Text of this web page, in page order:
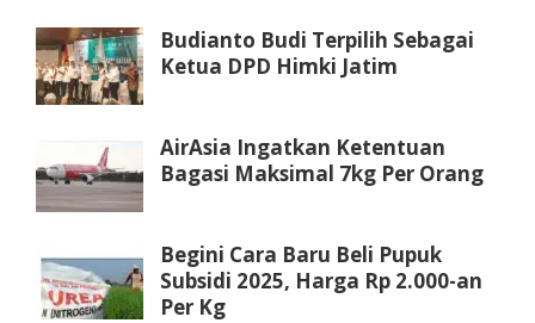
Budianto Budi Terpilih Sebagai
Ketua DPD Himki Jatim
AirAsia Ingatkan Ketentuan
Bagasi Maksimal 7kg Per Orang
Begini Cara Baru Beli Pupuk
Subsidi 2025, Harga Rp 2.000-an
Per Kg